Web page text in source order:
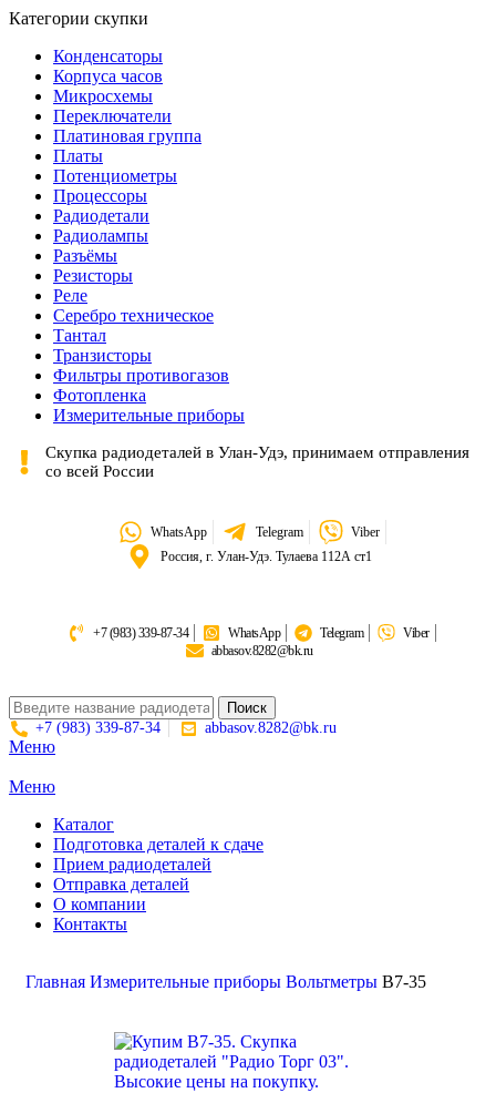
Категории скупки
Конденсаторы
Корпуса часов
Микросхемы
Переключатели
Платиновая группа
Платы
Потенциометры
Процессоры
Радиодетали
Радиолампы
Разъёмы
Резисторы
Реле
Серебро техническое
Тантал
Транзисторы
Фильтры противогазов
Фотопленка
Измерительные приборы
Скупка радиодеталей в Улан-Удэ, принимаем отправления
со всей России
WhatsApp Telegram
Viber
Россия, г. Улан-Удэ. Тулаева 112А ст1
+7 (983) 339-87-34 WhatsApp Telegram
Viber
abbasov.8282@bk.ru
Поиск
+7 (983) 339-87-34
abbasov.8282@bk.ru
Меню
Меню
Каталог
Подготовка деталей к сдаче
Прием радиодеталей
Отправка деталей
О компании
Контакты
Поиск
Главная Измерительные приборы Вольтметры В7-35